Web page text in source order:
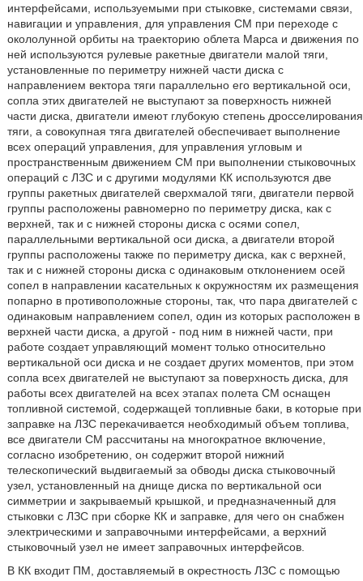
интерфейсами, используемыми при стыковке, системами связи,
навигации и управления, для управления СМ при переходе с
окололунной орбиты на траекторию облета Марса и движения по
ней используются рулевые ракетные двигатели малой тяги,
установленные по периметру нижней части диска с
направлением вектора тяги параллельно его вертикальной оси,
сопла этих двигателей не выступают за поверхность нижней
части диска, двигатели имеют глубокую степень дросселирования
тяги, а совокупная тяга двигателей обеспечивает выполнение
всех операций управления, для управления угловым и
пространственным движением СМ при выполнении стыковочных
операций с ЛЗС и с другими модулями КК используются две
группы ракетных двигателей сверхмалой тяги, двигатели первой
группы расположены равномерно по периметру диска, как с
верхней, так и с нижней стороны диска с осями сопел,
параллельными вертикальной оси диска, а двигатели второй
группы расположены также по периметру диска, как с верхней,
так и с нижней стороны диска с одинаковым отклонением осей
сопел в направлении касательных к окружностям их размещения
попарно в противоположные стороны, так, что пара двигателей с
одинаковым направлением сопел, один из которых расположен в
верхней части диска, а другой - под ним в нижней части, при
работе создает управляющий момент только относительно
вертикальной оси диска и не создает других моментов, при этом
сопла всех двигателей не выступают за поверхность диска, для
работы всех двигателей на всех этапах полета СМ оснащен
топливной системой, содержащей топливные баки, в которые при
заправке на ЛЗС перекачивается необходимый объем топлива,
все двигатели СМ рассчитаны на многократное включение,
согласно изобретению, он содержит второй нижний
телескопический выдвигаемый за обводы диска стыковочный
узел, установленный на днище диска по вертикальной оси
симметрии и закрываемый крышкой, и предназначенный для
стыковки с ЛЗС при сборке КК и заправке, для чего он снабжен
электрическими и заправочными интерфейсами, а верхний
стыковочный узел не имеет заправочных интерфейсов.
В КК входит ПМ, доставляемый в окрестность ЛЗС с помощью